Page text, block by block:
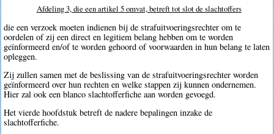
Afdeling 3, die een artikel 5 omvat, betreft tot slot de slachtoffers
die een verzoek moeten indienen bij de strafuitvoeringsrechter om te
oordelen of zij een direct en legitiem belang hebben om te worden
geïnformeerd en/of te worden gehoord of voorwaarden in hun belang te laten
opleggen.
Zij zullen samen met de beslissing van de strafuitvoeringsrechter worden
geïnformeerd over hun rechten en welke stappen zij kunnen ondernemen.
Hier zal ook een blanco slachtofferfiche aan worden gevoegd.
Het vierde hoofdstuk betreft de nadere bepalingen inzake de
slachtofferfiche.